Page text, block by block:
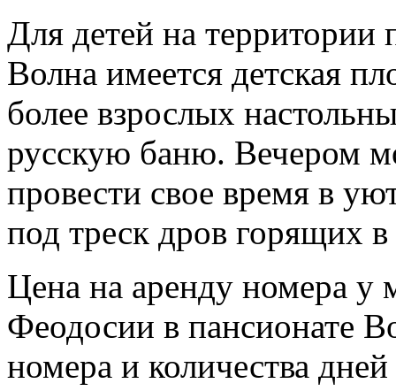
Для детей на территории
Волна имеется детская
более взрослых
русскую баню. Вечером
провести свое время в
под треск дров горящих в
Цена на аренду номера у
Феодосии в пансионате
номера и количества